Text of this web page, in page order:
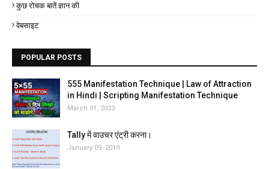
कुछ रोचक बातें ज्ञान की
वेबसाइट
POPULAR POSTS
555 Manifestation Technique | Law of Attraction
in Hindi | Scripting Manifestation Technique
March 31, 2023
Tally में वाउचर एंट्री करना।
January 09, 2019